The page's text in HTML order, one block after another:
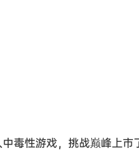
毒性游戏，挑战巅峰上市